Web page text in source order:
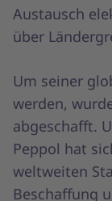
Austausch
über
Um seiner
werden,
abgeschafft.
Peppol hat
weltweiten
Beschaffung